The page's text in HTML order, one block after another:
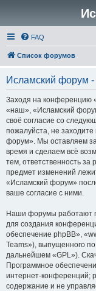
FAQ
Список форумов
Исламский форум -
Заходя на конференцию
«наш», «Исламский
своё согласие со
пожалуйста, не
форум». Мы оставляем
время и сделаем всё
тем, ответственность
предмет изменений
«Исламский форум»
ваше согласие с ними.
Наши форумы работают
для создания
обеспечение phpBB»,
Teams»), выпущенного
дальнейшем «GPL»).
Программное
интернет-конференций;
содержание и не